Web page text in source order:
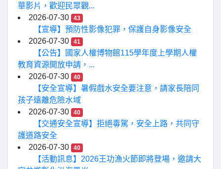
華影片，歡迎民眾觀...
2026-07-30
43
【宣導】預防性影像犯罪，保護自身影像安全
2026-07-30
41
【公告】國家人權博物館115學年度上學期人權
教育資源開放申請，...
2026-07-30
40
【安全宣導】暑假戲水安全要注意，請家長陪同
孩子遠離危險水域
2026-07-30
40
【交通安全宣導】拒絕毒駕，安全上路，共同守
護道路安全
2026-07-30
40
【活動訊息】2026王功漁火節即將登場，邀請大